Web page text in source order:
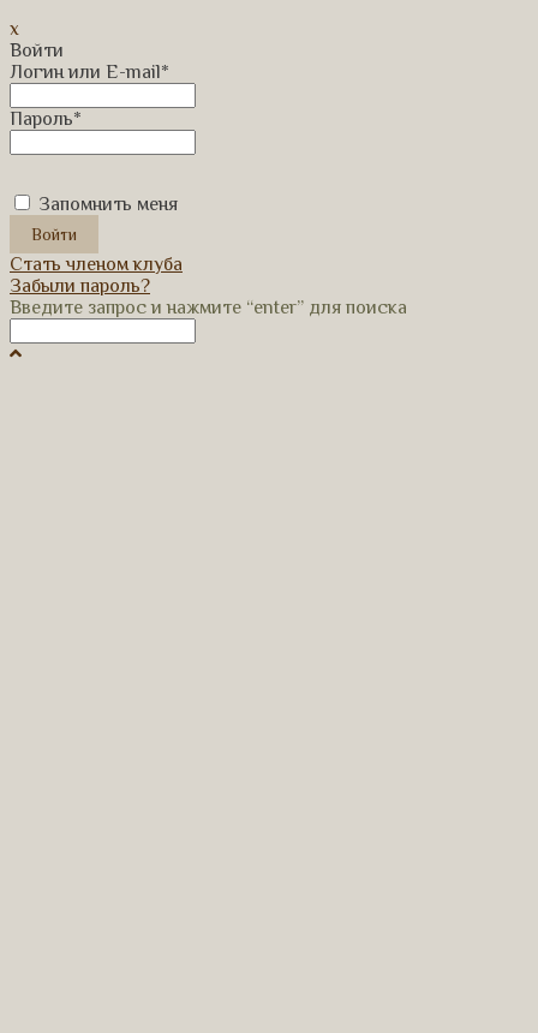
x
Войти
Логин или E-mail*
Пароль*
Запомнить меня
Стать членом клуба
Забыли пароль?
Введите запрос и нажмите “enter” для поиска